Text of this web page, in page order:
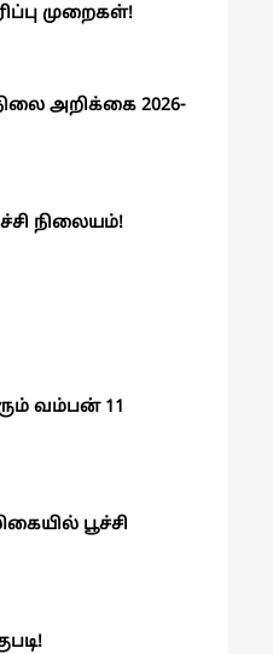
முறைகள்!
அறிக்கை 2026-
நிலையம்!
வம்பன் 11
பூச்சி